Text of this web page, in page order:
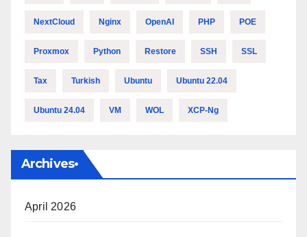
NextCloud Nginx OpenAI PHP POE
Proxmox Python Restore SSH SSL
Tax Turkish Ubuntu Ubuntu 22.04
Ubuntu 24.04 VM WOL XCP-Ng
Archives•
April 2026